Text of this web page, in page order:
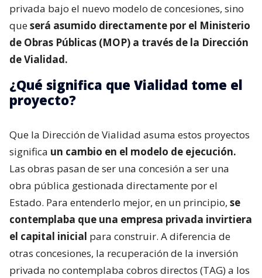
privada bajo el nuevo modelo de concesiones, sino
queserá asumido directamente por el Ministerio
de Obras Públicas (MOP) a través de la Dirección
de Vialidad.
¿Qué significa que Vialidad tome el
proyecto?
Que la Dirección de Vialidad asuma estos proyectos
significa un cambio en el modelo de ejecución.
Las obras pasan de ser una concesión a ser una
obra pública gestionada directamente por el
Estado. Para entenderlo mejor, en un principio, se
contemplaba que una empresa privada invirtiera
el capital inicial para construir. A diferencia de
otras concesiones, la recuperación de la inversión
privada no contemplaba cobros directos (TAG) a los